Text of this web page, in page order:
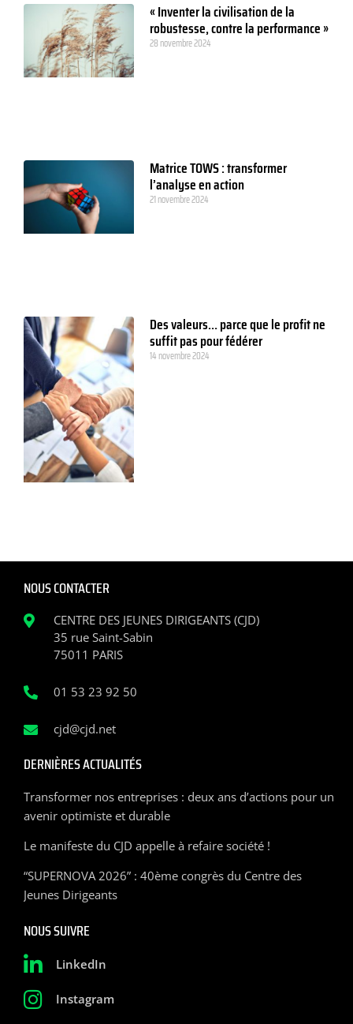
« Inventer la civilisation de la
robustesse, contre la performance »
28 novembre 2024
Matrice TOWS : transformer
l’analyse en action
21 novembre 2024
Des valeurs… parce que le profit ne
suffit pas pour fédérer
14 novembre 2024
NOUS CONTACTER
CENTRE DES JEUNES DIRIGEANTS (CJD)
35 rue Saint-Sabin
75011 PARIS
01 53 23 92 50
cjd@cjd.net
DERNIÈRES ACTUALITÉS
Transformer nos entreprises : deux ans d’actions pour un
avenir optimiste et durable
Le manifeste du CJD appelle à refaire société !
“SUPERNOVA 2026” : 40ème congrès du Centre des
Jeunes Dirigeants
NOUS SUIVRE
LinkedIn
Instagram